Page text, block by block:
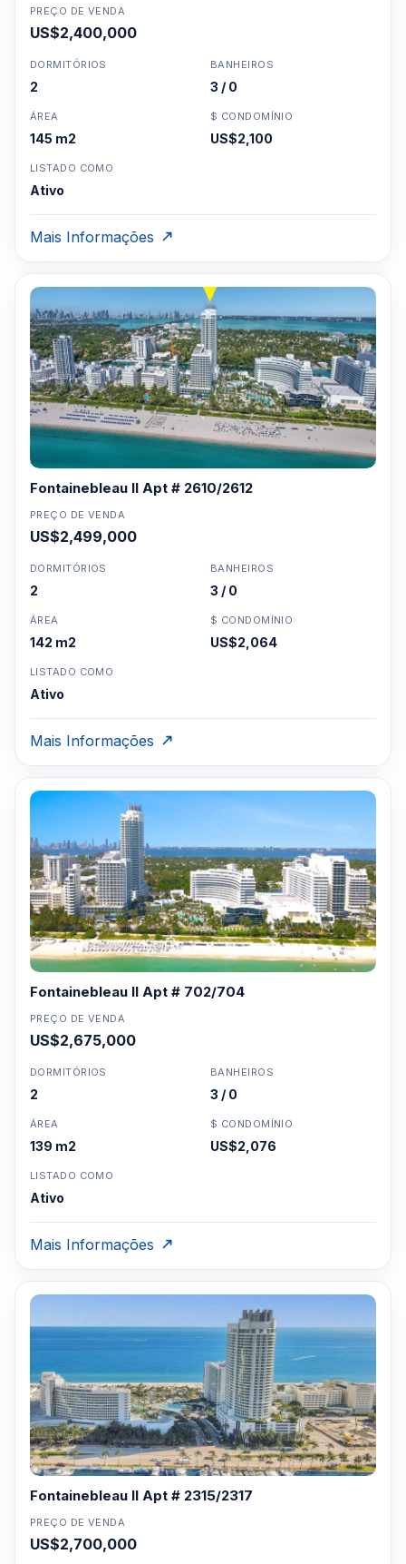
PREÇO DE VENDA
US$2,400,000
DORMITÓRIOS
2
BANHEIROS
3 / 0
ÁREA
145 m2
$ CONDOMÍNIO
US$2,100
LISTADO COMO
Ativo
Mais Informações
Fontainebleau II Apt # 2610/2612
PREÇO DE VENDA
US$2,499,000
DORMITÓRIOS
2
BANHEIROS
3 / 0
ÁREA
142 m2
$ CONDOMÍNIO
US$2,064
LISTADO COMO
Ativo
Mais Informações
Fontainebleau II Apt # 702/704
PREÇO DE VENDA
US$2,675,000
DORMITÓRIOS
2
BANHEIROS
3 / 0
ÁREA
139 m2
$ CONDOMÍNIO
US$2,076
LISTADO COMO
Ativo
Mais Informações
Fontainebleau II Apt # 2315/2317
PREÇO DE VENDA
US$2,700,000